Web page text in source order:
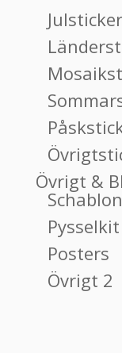
Övrigt &
Pysselkit
Posters
Övrigt 2